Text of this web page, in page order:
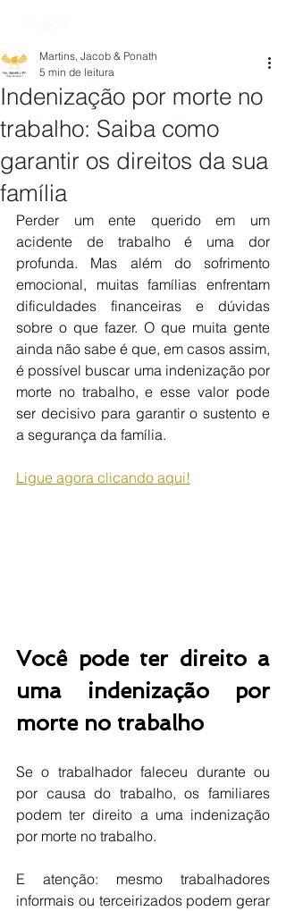
Indenização por morte no
trabalho: Saiba como
garantir os direitos da sua
família
Martins, Jacob & Ponath
5 min de leitura
Perder um ente querido em um
acidente de trabalho é uma dor
profunda. Mas além do sofrimento
emocional, muitas famílias enfrentam
dificuldades financeiras e dúvidas
sobre o que fazer. O que muita gente
ainda não sabe é que, em casos assim,
é possível buscar uma indenização por
morte no trabalho, e esse valor pode
ser decisivo para garantir o sustento e
a segurança da família.
Ligue agora clicando aqui!
Você pode ter direito a
uma indenização por
morte no trabalho
Se o trabalhador faleceu durante ou
por causa do trabalho, os familiares
podem ter direito a uma indenização
por morte no trabalho.
E atenção: mesmo trabalhadores
informais ou terceirizados podem gerar